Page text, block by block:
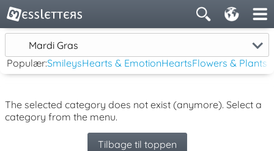
Mardi Gras
Populær:SmileysHearts & EmotionHeartsFlowers & Plants
The selected category does not exist (anymore). Select a
category from the menu.
Tilbage til toppen